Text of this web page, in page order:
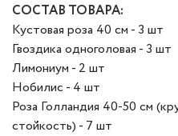
СОСТАВ ТОВАРА:
Кустовая роза 40 см - 3 шт
Гвоздика одноголовая - 3 шт
Лимониум - 2 шт
Нобилис - 4 шт
Роза Голландия 40-50 см
стойкость) - 7 шт